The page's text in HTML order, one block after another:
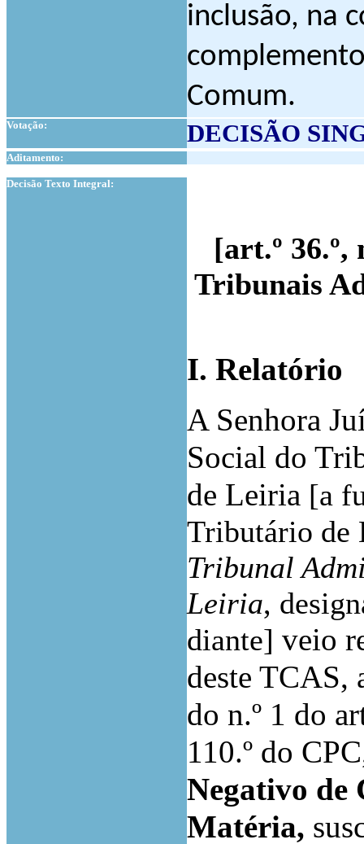
inclusão, na
Comum.
Votação: DECISÃO
Aditamento:
Decisão Texto Integral:
[art.º 36.º,
Tribunais
I. Relatório
A Senhora
Social do
de Leiria [a
Tributário de
Tribunal
Leiria,
diante] veio
deste TCAS,
do n.º 1 do
110.º do
Negativo de
Matéria,